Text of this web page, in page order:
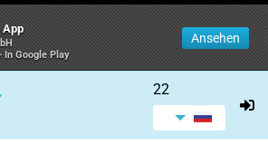
App
In Google Play
Ansehen
22